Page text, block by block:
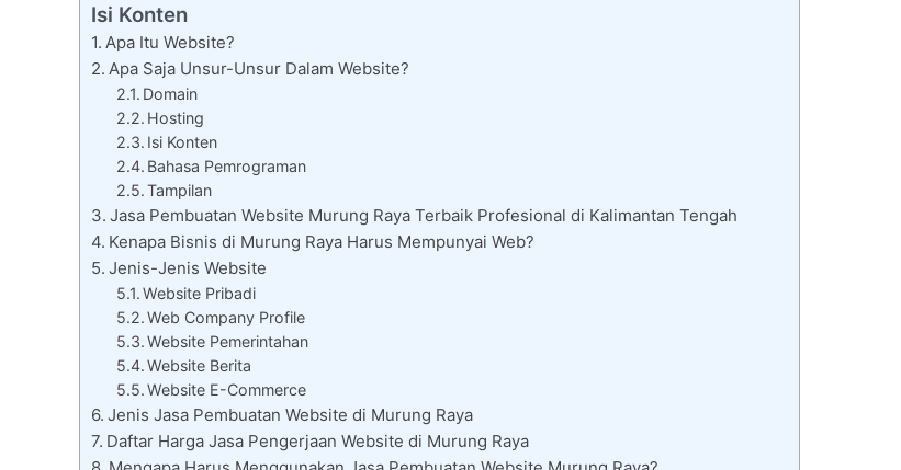
Isi Konten
Apa Itu Website?
Apa Saja Unsur-Unsur Dalam Website?
Domain
Hosting
Isi Konten
Bahasa Pemrograman
Tampilan
Jasa Pembuatan Website Murung Raya Terbaik Profesional di Kalimantan Tengah
Kenapa Bisnis di Murung Raya Harus Mempunyai Web?
Jenis-Jenis Website
Website Pribadi
Web Company Profile
Website Pemerintahan
Website Berita
Website E-Commerce
Jenis Jasa Pembuatan Website di Murung Raya
Daftar Harga Jasa Pengerjaan Website di Murung Raya